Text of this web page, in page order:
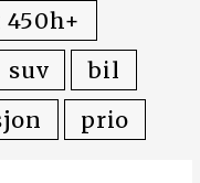
suv
bil
prio